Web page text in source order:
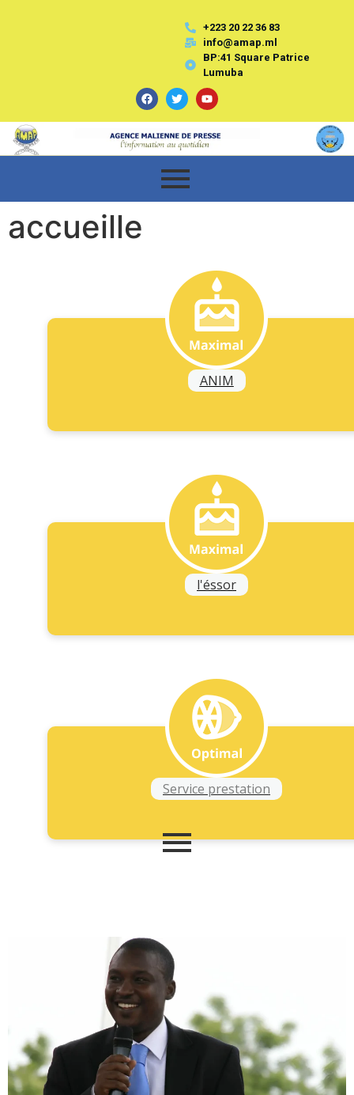
+223 20 22 36 83
info@amap.ml
BP:41 Square Patrice
Lumuba
accueille
ANIM
l'éssor
Service prestation